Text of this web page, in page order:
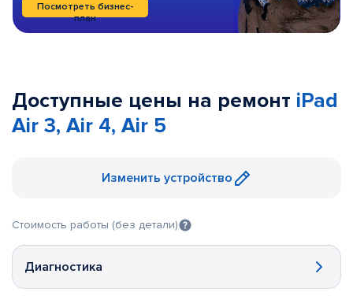
Посмотреть бизнес-
план
Доступные цены на ремонт iPad
Air 3, Air 4, Air 5
Изменить устройство
Стоимость работы (без детали)
Диагностика